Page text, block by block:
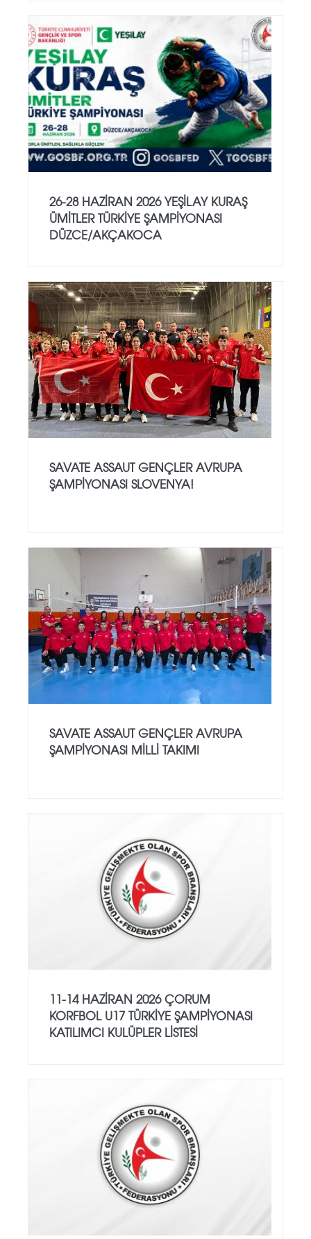
26-28 HAZİRAN 2026 YEŞİLAY KURAŞ
ÜMİTLER TÜRKİYE ŞAMPİYONASI
DÜZCE/AKÇAKOCA
SAVATE ASSAUT GENÇLER AVRUPA
ŞAMPİYONASI SLOVENYA!
SAVATE ASSAUT GENÇLER AVRUPA
ŞAMPİYONASI MİLLİ TAKIMI
11-14 HAZİRAN 2026 ÇORUM
KORFBOL U17 TÜRKİYE ŞAMPİYONASI
KATILIMCI KULÜPLER LİSTESİ